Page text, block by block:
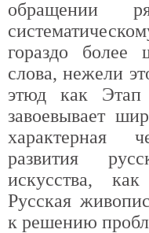
обращении
гораздо более
слова, нежели
этюд как Этап
завоевывает
характерная
развития
искусства,
Русская
к решению